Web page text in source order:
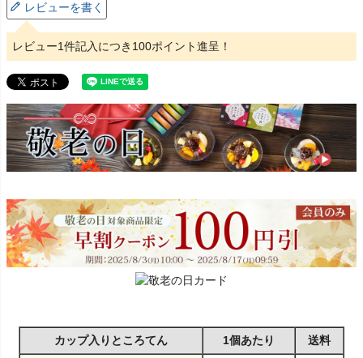
レビューを書く
レビュー1件記入につき100ポイント進呈！
カップ入りところてん 1個あたり 送料